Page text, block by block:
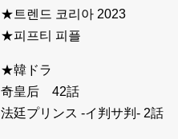
★트렌드 코리아 2023
★피프티 피플
★韓ドラ
奇皇后 42話
法廷プリンス -イ判サ判- 2話